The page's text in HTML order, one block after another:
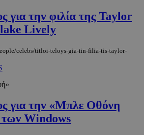
για την φιλία της Taylor
Lively
celebs/titloi-teloys-gia-tin-filia-tis-taylor-
για την «Μπλε Οθόνη
Windows